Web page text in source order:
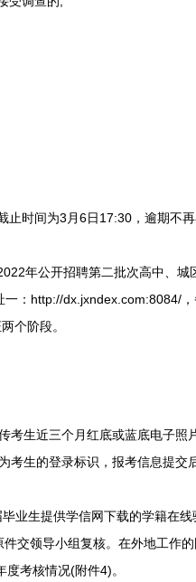
止时间为3月6日17:30，逾期不再
年公开招聘第二批次高中、城
：http://dx.jxndex.com:8084/，
个阶段。
生近三个月红底或蓝底电子照
生的登录标识，报考信息提交后
生提供学信网下载的学籍在线
交领导小组复核。在外地工作
考核情况(附件4)。